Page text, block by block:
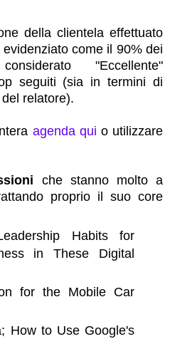
della clientela effettuato
come il 90% dei
"Eccellente"
seguiti (sia in termini di
relatore).
agenda qui o utilizzare
che stanno molto a
proprio il suo core
Habits for
in These Digital
for the Mobile Car
How to Use Google's